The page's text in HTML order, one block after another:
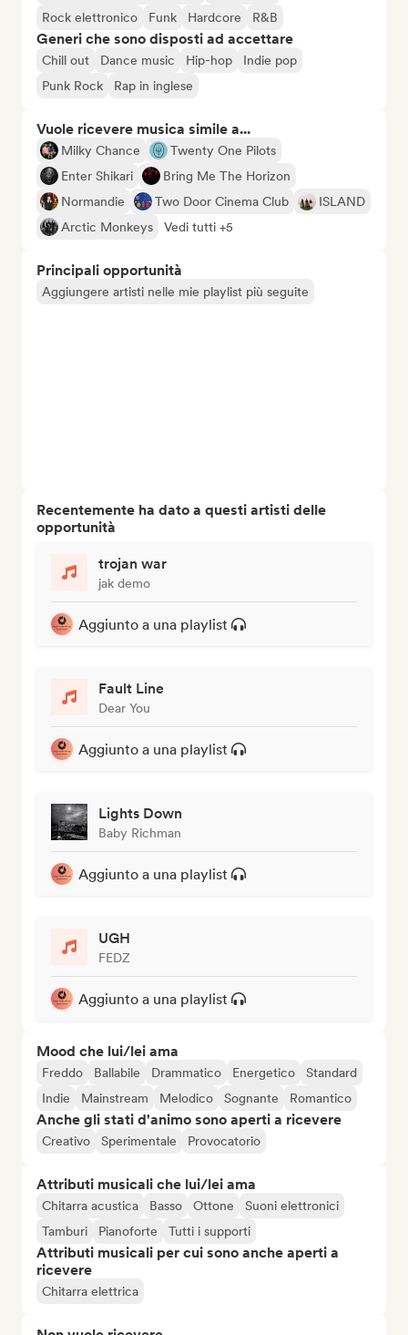
Rock elettronico
Funk Hardcore R&B
Generi che sono disposti ad accettare
Chill out Dance music Hip-hop
Indie pop
Punk Rock
Rap in inglese
Vuole ricevere musica simile a...
Milky Chance
Twenty One Pilots
Enter Shikari
Bring Me The Horizon
Normandie
Two Door Cinema Club
ISLAND
Arctic Monkeys
Vedi tutti +5
Principali opportunità
Aggiungere artisti nelle mie playlist più seguite
Recentemente ha dato a questi artisti delle
opportunità
trojan war
jak demo
Aggiunto a una playlist
Fault Line
Dear You
Aggiunto a una playlist
Lights Down
Baby Richman
Aggiunto a una playlist
UGH
FEDZ
Aggiunto a una playlist
Mood che lui/lei ama
Freddo Ballabile Drammatico Energetico
Standard
Indie
Mainstream Melodico Sognante Romantico
Anche gli stati d'animo sono aperti a ricevere
Creativo Sperimentale Provocatorio
Attributi musicali che lui/lei ama
Chitarra acustica Basso Ottone
Suoni elettronici
Tamburi
Pianoforte Tutti i supporti
Attributi musicali per cui sono anche aperti a
ricevere
Chitarra elettrica